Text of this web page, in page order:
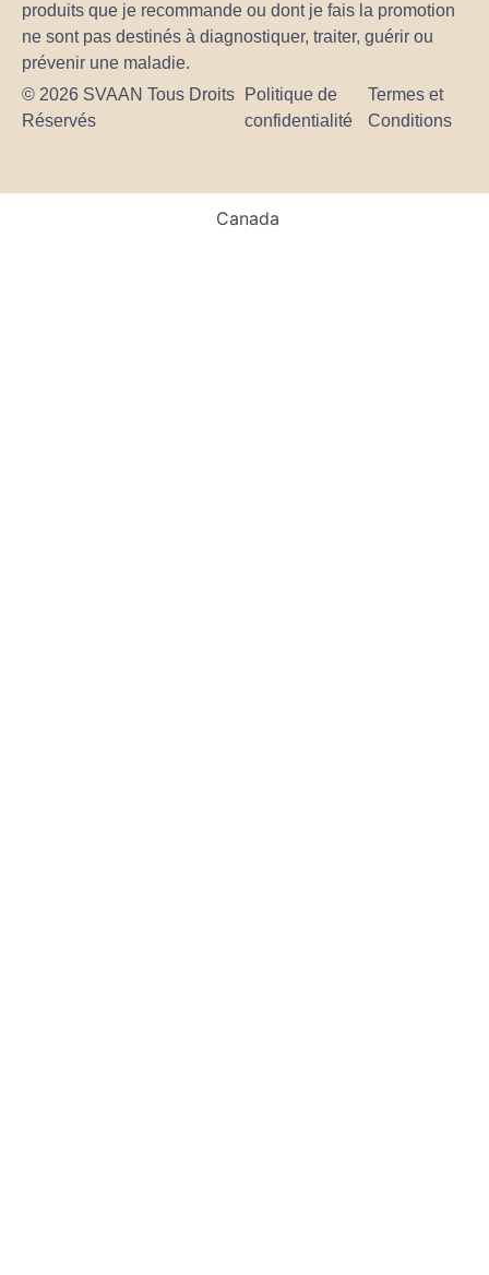
produits que je recommande ou dont je fais la promotion
ne sont pas destinés à diagnostiquer, traiter, guérir ou
prévenir une maladie.
© 2026 SVAAN Tous Droits
Réservés
Politique de
confidentialité
Termes et
Conditions
Canada